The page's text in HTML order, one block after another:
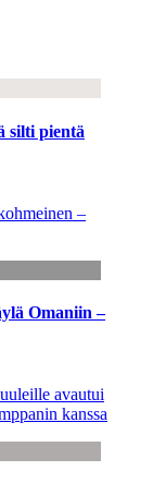
silti pientä
–
Omaniin –
avautui
kanssa